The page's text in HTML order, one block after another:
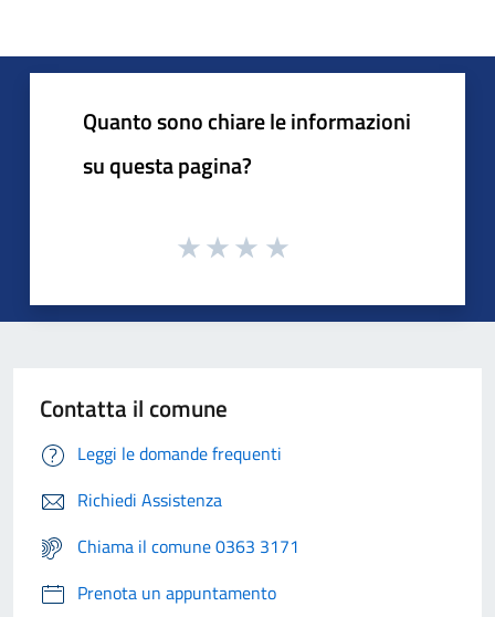
Quanto sono chiare le informazioni
su questa pagina?
Contatta il comune
Leggi le domande frequenti
Richiedi Assistenza
Chiama il comune 0363 3171
Prenota un appuntamento